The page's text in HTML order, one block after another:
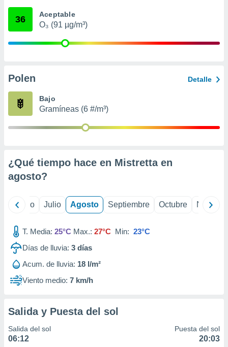
mediante
publicidad
de
36 Aceptable
O₃ (91 µg/m³)
Polen Detalle
Bajo
Gramíneas (6 #/m³)
¿Qué tiempo hace en Mistretta en
agosto?
Junio Julio Agosto Septiembre Octubre
T. Media: 25°C Max.: 27°C Min: 23°C
Días de lluvia: 3 días
Acum. de lluvia: 18 l/m²
Viento medio: 7 km/h
Salida y Puesta del sol
Salida del sol
06:12
Puesta del sol
20:03